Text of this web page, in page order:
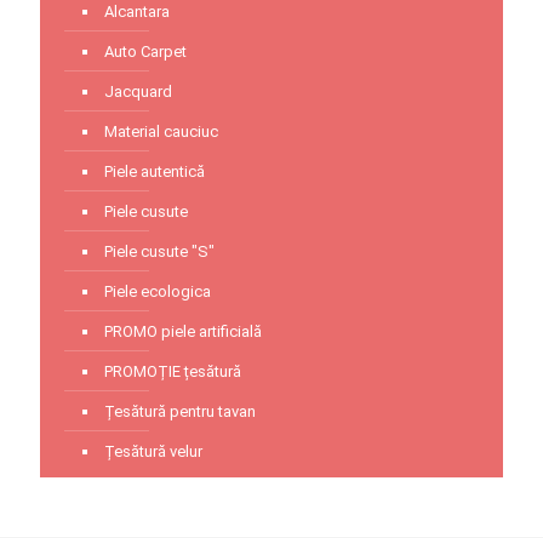
Alcantara
Auto Carpet
Jacquard
Material cauciuc
Piele autentică
Piele cusute
Piele cusute "S"
Piele ecologica
PROMO piele artificială
PROMOȚIE țesătură
Țesătură pentru tavan
Țesătură velur